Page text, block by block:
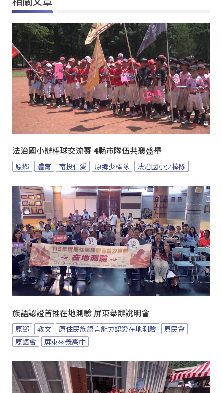
法治國小辦棒球交流賽 4縣市隊伍共襄盛舉
原鄉 體育 南投仁愛 原鄉少棒隊 法治國小少棒隊
族語認證首推在地測驗 屏東舉辦說明會
原鄉 教文 原住民族語言能力認證在地測驗
原民會
原語會
屏東來義高中